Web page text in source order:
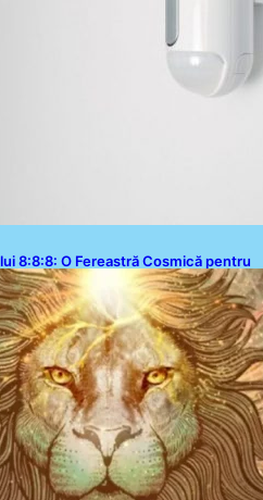
8:8:8: O Fereastră Cosmică pentru
Ta